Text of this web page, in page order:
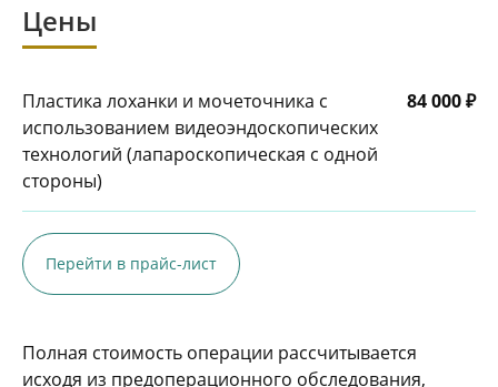
Цены
Пластика лоханки и мочеточника с
использованием видеоэндоскопических
технологий (лапароскопическая с одной
стороны)
84 000 ₽
Перейти в прайс-лист
Полная стоимость операции рассчитывается
исходя из предоперационного обследования,